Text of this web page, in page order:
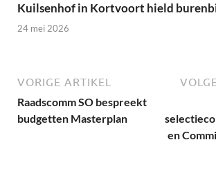
Kuilsenhof in Kortvoort hield
24 mei 2026
VORIGE ARTIKEL
Raadscomm SO bespreekt
budgetten Masterplan
en